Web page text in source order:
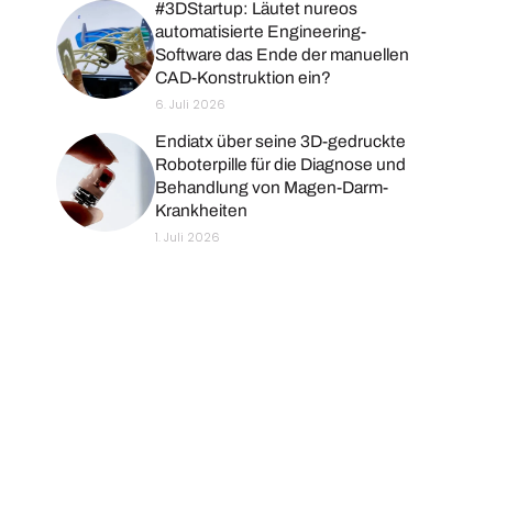
#3DStartup: Läutet nureos
automatisierte Engineering-
Software das Ende der manuellen
CAD-Konstruktion ein?
6. Juli 2026
Endiatx über seine 3D-gedruckte
Roboterpille für die Diagnose und
Behandlung von Magen-Darm-
Krankheiten
1. Juli 2026